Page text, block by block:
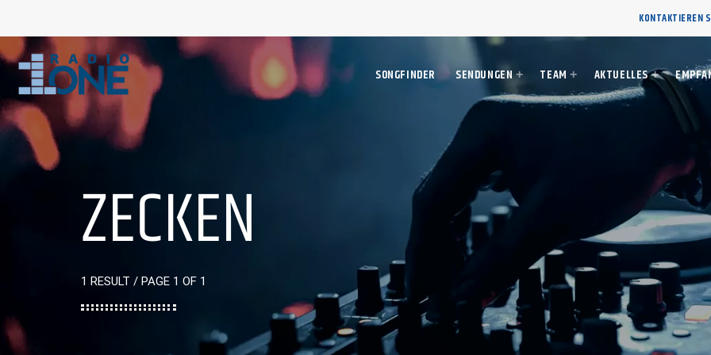
KONTAKTIEREN
SONGFINDER SENDUNGEN TEAM AKTUELLES
ZECKEN
1 RESULT / PAGE 1 OF 1